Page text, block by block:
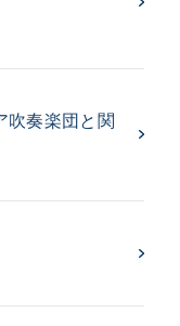
吹奏楽団と関